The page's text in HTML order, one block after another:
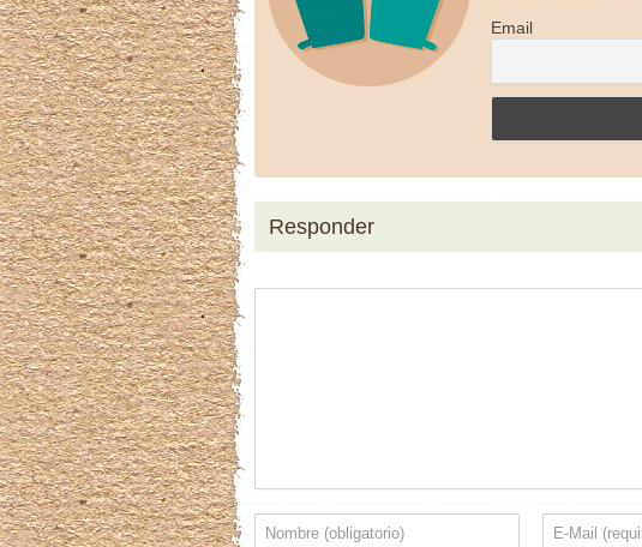
Email
Responder